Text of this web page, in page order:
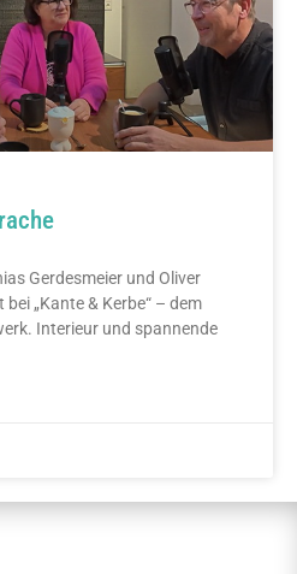
Gerdesmeier und Oliver
„Kante & Kerbe“ – dem
Interieur und spannende